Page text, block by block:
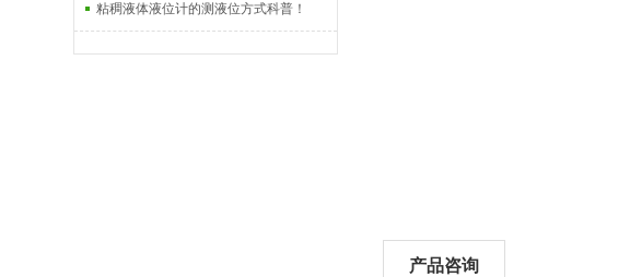
粘稠液体液位计的测液位方式科普！
产品咨询